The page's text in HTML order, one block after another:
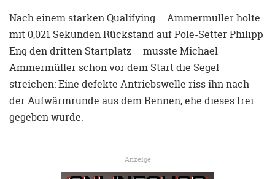
Nach einem starken Qualifying – Ammermüller holte
mit 0,021 Sekunden Rückstand auf Pole-Setter Philipp
Eng den dritten Startplatz – musste Michael
Ammermüller schon vor dem Start die Segel
streichen: Eine defekte Antriebswelle riss ihn nach
der Aufwärmrunde aus dem Rennen, ehe dieses frei
gegeben wurde.
Anzeige